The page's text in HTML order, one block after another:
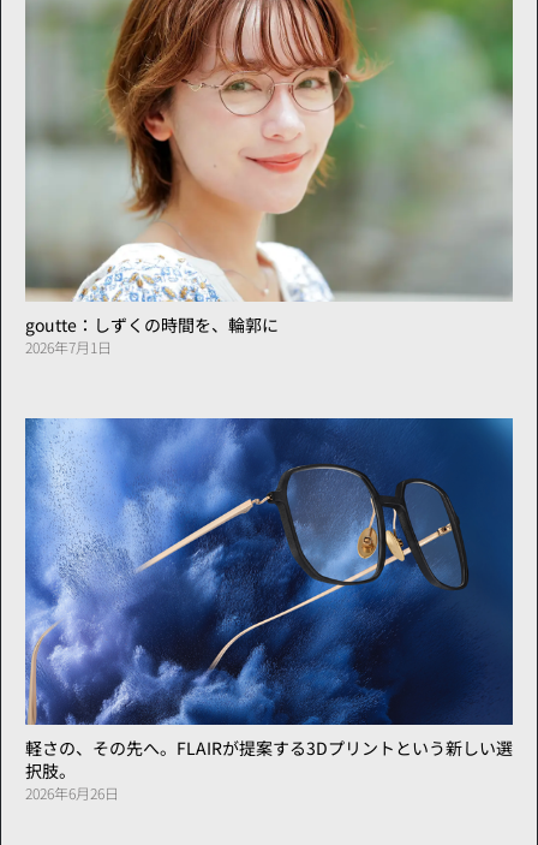
goutte：しずくの時間を、輪郭に
2026年7月1日
軽さの、その先へ。FLAIRが提案する3Dプリントという新しい選
択肢。
2026年6月26日